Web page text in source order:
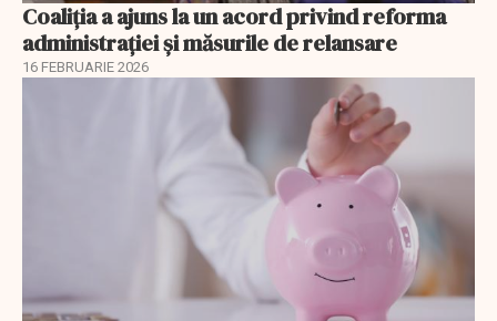
Coaliția a ajuns la un acord privind reforma
administrației și măsurile de relansare
16 FEBRUARIE 2026